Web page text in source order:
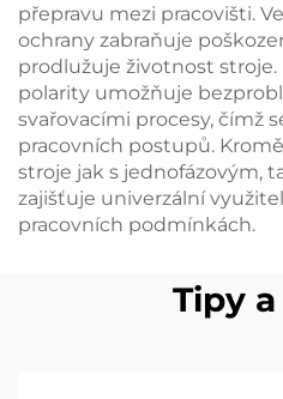
přepravu mezi pracovišti.
ochrany zabraňuje
prodlužuje životnost
polarity umožňuje
svařovacími procesy, čímž
pracovních postupů.
stroje jak s jednofázovým,
zajišťuje univerzální
pracovních podmínkách.
Tipy